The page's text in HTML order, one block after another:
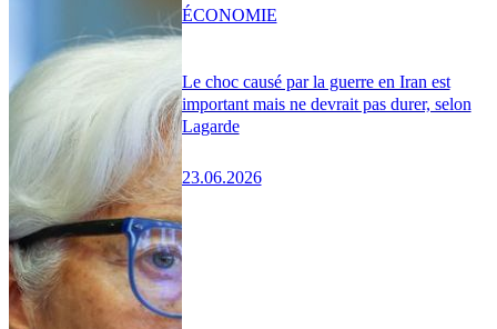
Le choc causé par la guerre en Iran est
important mais ne devrait pas durer, selon
Lagarde
23.06.2026
ÉCONOMIE